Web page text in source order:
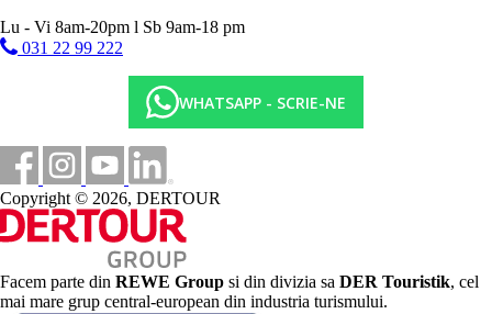
Activitati sportive contra cost
inchirieri auto
Happy hour
restaurantul Chao lay - serveste preparate culinare cu
specific natiolnal si international
bar
Categoria oficiala
4 stele
Site web
Lu - Vi 8am-20pm l Sb 9am-18 pm
031 22 99 222
WHATSAPP - SCRIE-NE
Copyright © 2026, DERTOUR
Facem parte din REWE Group si din divizia sa DER Touristik, cel
mai mare grup central-european din industria turismului.